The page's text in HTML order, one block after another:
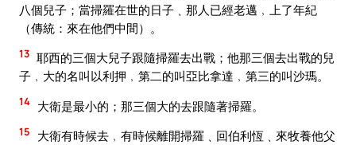
八個兒子；當掃羅在世的日子﹑那人已經老邁﹐上了年紀
（傳統：來在他們中間）。
13 耶西的三個大兒子跟隨掃羅去出戰；他那三個去出戰的兒
子﹐大的名叫以利押﹐第二的叫亞比拿達﹐第三的叫沙瑪。
14 大衛是最小的；那三個大的去跟隨著掃羅。
15
大衛有時候去﹐有時候離開掃羅﹑回伯利恆﹑來牧養他父